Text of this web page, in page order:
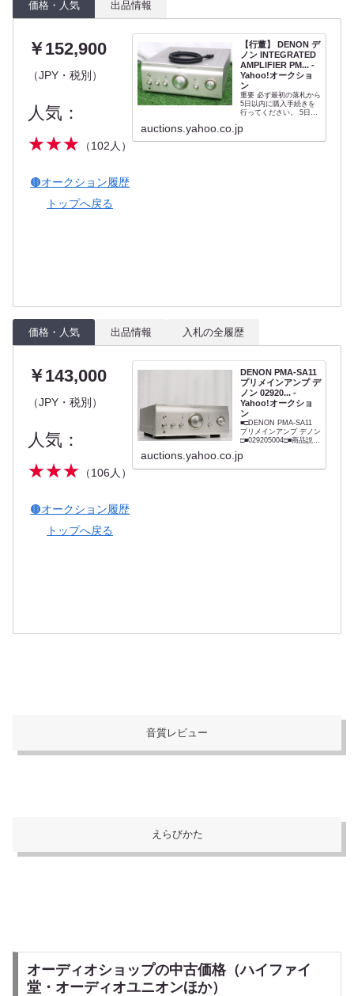
価格・人気 出品情報
￥152,900
（JPY・税別）
人気：
★★★ （102人）
🟤オークション履歴
トップへ戻る
【行董】 DENON デ
ノン INTEGRATED
AMPLIFIER PM... -
Yahoo!オークショ
ン
重要 必ず最初の落札から
5日以内に購入手続きを
行ってください。 5日以
かった場合、キャンセル
auctions.yahoo.co.jp
価格・人気 出品情報 入札の全履歴
￥143,000
（JPY・税別）
人気：
★★★ （106人）
🟤オークション履歴
トップへ戻る
DENON PMA-SA11
プリメインアンプ デ
ノン 02920... -
Yahoo!オークショ
ン
■□DENON PMA-SA11
プリメインアンプ デノン
□■029205004□■商品説明
番 : PMA-SA11■外径寸
auctions.yahoo.co.jp
音質レビュー
えらびかた
オーディオショップの中古価格（ハイファイ
堂・オーディオユニオンほか）